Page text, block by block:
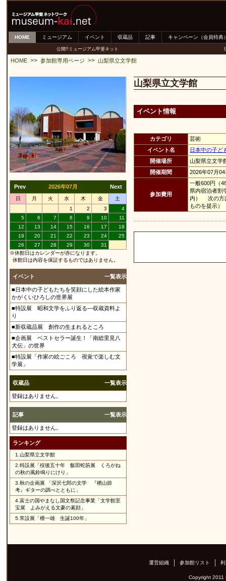
HOME ミュージアム イベント 収蔵品 記事 キャンペーン（会員特典
公開!!ミュージアム甲斐ネット
HOME >> 参加館専用ページ >> 山梨県立文学館
Prev 2026年07月 Next
日 月 火 水 木 金
土
1
2 3
4
5
6 7 8 9 10
11
12
13 14 15 16 17
18
19
20 21 22 23 24
25
26
27 28 29 30
31
※休館日はカレンダーが赤になります。
休館日は内容を保証するものではありません。
イベント 一覧表示
■日本中の子どもたちを笑顔にした絵本作家
かがくいひろしの世界展
■特設展 昭和文学をふり返る―収蔵資料よ
り
■新収蔵品展 創作の生まれるところ
■企画展 ベストセラー誕生！「南総里見八
犬伝」の世界
■特設展「作家の絵ごころ 視覚で楽しむ文
学展」
収蔵品 一覧表示
登録はありません。
記事 一覧表示
登録はありません。
ランキング
1. 山梨県立文学館
2. 特設展「歿後五十年 飯田蛇笏展 くろがね
の秋の風鈴鳴りにけり」
3. 秋の企画展 「深沢七郎の文学 『楢山節
考』ギターの調べとともに」
4. 富士の国やまなし国文祭記念事業「文学館至
宝展 よみがえる文豪の素顔」
5. 常設展「檀一雄 生誕100年」
山梨県立文学館
イベント情報
カテゴリ
芸術
イベント名
日本中の子ど
開催場所
山梨県立文学
開催期間
2026年07月
参加費用
一般600円（
県内宿泊者
内） 次の方
ものを提示
運営組織 参加館リスト
Copyright 2011